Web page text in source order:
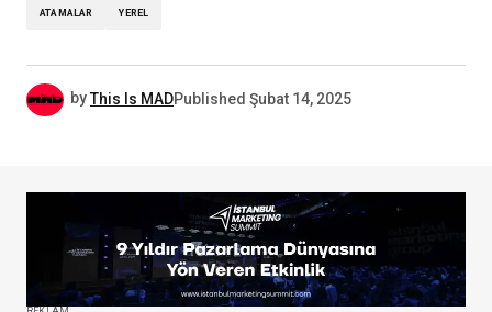
ATAMALAR YEREL
byThis Is MADPublished Şubat 14, 2025